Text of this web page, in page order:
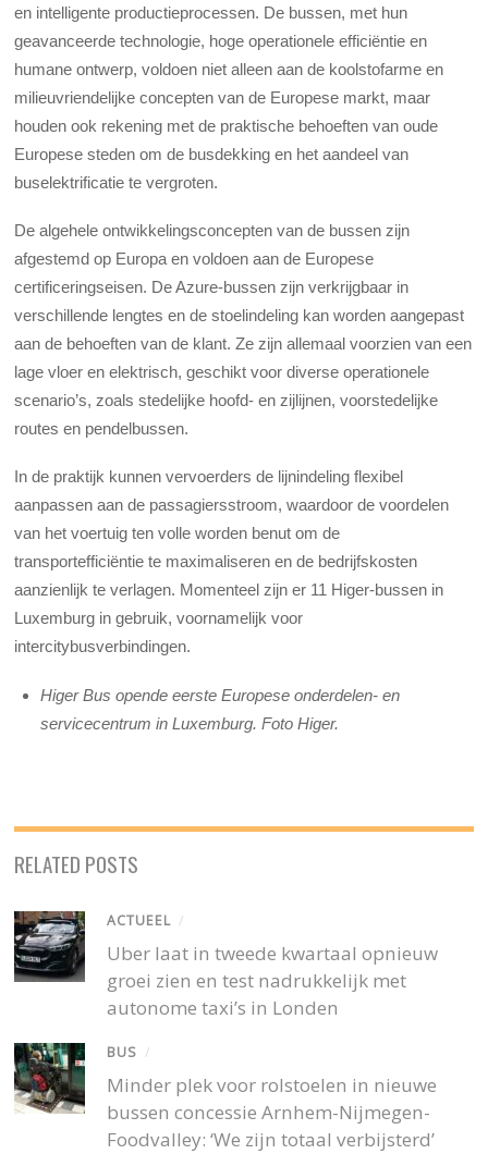
en intelligente productieprocessen. De bussen, met hun
geavanceerde technologie, hoge operationele efficiëntie en
humane ontwerp, voldoen niet alleen aan de koolstofarme en
milieuvriendelijke concepten van de Europese markt, maar
houden ook rekening met de praktische behoeften van oude
Europese steden om de busdekking en het aandeel van
buselektrificatie te vergroten.
De algehele ontwikkelingsconcepten van de bussen zijn
afgestemd op Europa en voldoen aan de Europese
certificeringseisen. De Azure-bussen zijn verkrijgbaar in
verschillende lengtes en de stoelindeling kan worden aangepast
aan de behoeften van de klant. Ze zijn allemaal voorzien van een
lage vloer en elektrisch, geschikt voor diverse operationele
scenario’s, zoals stedelijke hoofd- en zijlijnen, voorstedelijke
routes en pendelbussen.
In de praktijk kunnen vervoerders de lijnindeling flexibel
aanpassen aan de passagiersstroom, waardoor de voordelen
van het voertuig ten volle worden benut om de
transportefficiëntie te maximaliseren en de bedrijfskosten
aanzienlijk te verlagen. Momenteel zijn er 11 Higer-bussen in
Luxemburg in gebruik, voornamelijk voor
intercitybusverbindingen.
Higer Bus opende eerste Europese onderdelen- en
servicecentrum in Luxemburg. Foto Higer.
RELATED POSTS
ACTUEEL /
Uber laat in tweede kwartaal opnieuw
groei zien en test nadrukkelijk met
autonome taxi’s in Londen
BUS /
Minder plek voor rolstoelen in nieuwe
bussen concessie Arnhem-Nijmegen-
Foodvalley: ‘We zijn totaal verbijsterd’